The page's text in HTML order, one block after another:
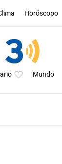
Horóscopo
Mundo